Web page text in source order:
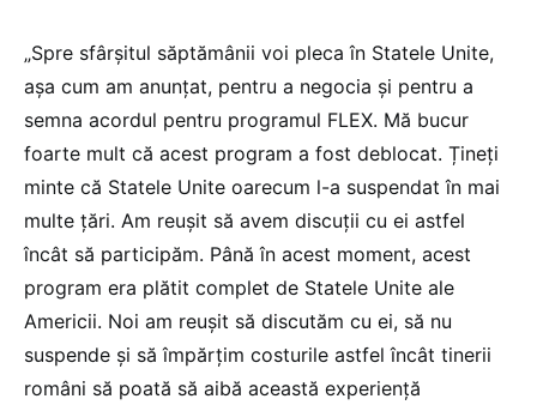
„Spre sfârșitul săptămânii voi pleca în Statele Unite,
așa cum am anunțat, pentru a negocia și pentru a
semna acordul pentru programul FLEX. Mă bucur
foarte mult că acest program a fost deblocat. Țineți
minte că Statele Unite oarecum l-a suspendat în mai
multe țări. Am reușit să avem discuții cu ei astfel
încât să participăm. Până în acest moment, acest
program era plătit complet de Statele Unite ale
Americii. Noi am reușit să discutăm cu ei, să nu
suspende și să împărțim costurile astfel încât tinerii
români să poată să aibă această experiență